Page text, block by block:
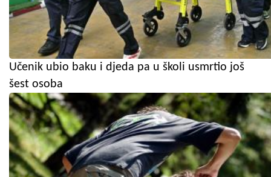
Učenik ubio baku i djeda pa u školi usmrtio još
šest osoba